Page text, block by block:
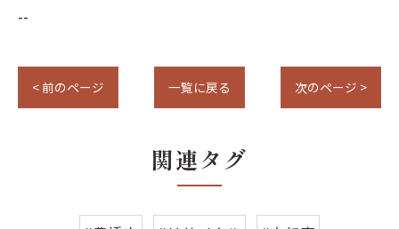
--
< 前のページ 一覧に戻る 次のページ >
関連タグ